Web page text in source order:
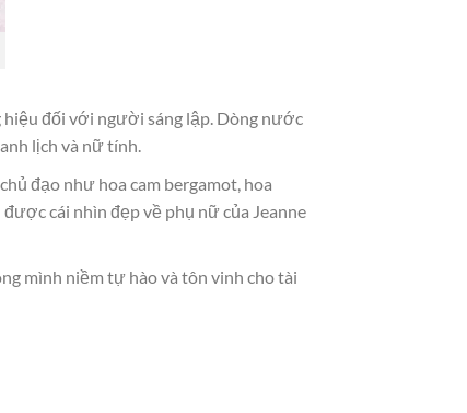
đối với người sáng lập. Dòng nước
lịch và nữ tính.
đạo như hoa cam bergamot, hoa
cái nhìn đẹp về phụ nữ của Jeanne
mình niềm tự hào và tôn vinh cho tài